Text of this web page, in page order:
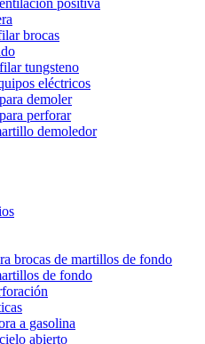
positiva
brocas
tungsteno
eléctricos
demoler
perforar
demoledor
brocas de martillos de fondo
de fondo
a gasolina
abierto